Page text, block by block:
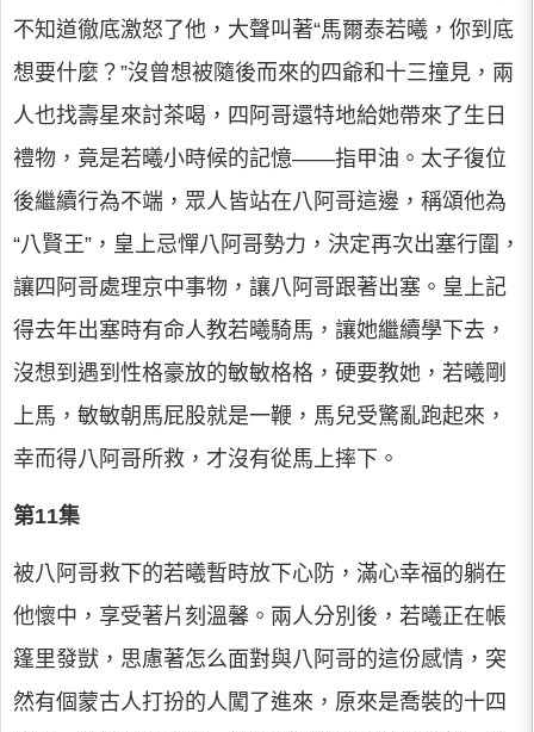
不知道徹底激怒了他，大聲叫著“馬爾泰若曦，你到底
想要什麼？”沒曾想被隨後而來的四爺和十三撞見，兩
人也找壽星來討茶喝，四阿哥還特地給她帶來了生日
禮物，竟是若曦小時候的記憶――指甲油。太子復位
後繼續行為不端，眾人皆站在八阿哥這邊，稱頌他為
“八賢王”，皇上忌憚八阿哥勢力，決定再次出塞行圍，
讓四阿哥處理京中事物，讓八阿哥跟著出塞。皇上記
得去年出塞時有命人教若曦騎馬，讓她繼續學下去，
沒想到遇到性格豪放的敏敏格格，硬要教她，若曦剛
上馬，敏敏朝馬屁股就是一鞭，馬兒受驚亂跑起來，
幸而得八阿哥所救，才沒有從馬上摔下。
第11集
被八阿哥救下的若曦暫時放下心防，滿心幸福的躺在
他懷中，享受著片刻溫馨。兩人分別後，若曦正在帳
篷里發獃，思慮著怎么面對與八阿哥的這份感情，突
然有個蒙古人打扮的人闖了進來，原來是喬裝的十四